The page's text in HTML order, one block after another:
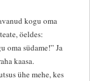
kogu oma
öeldes:
oma südame!” Ja
kaasa.
ühe mehe, kes